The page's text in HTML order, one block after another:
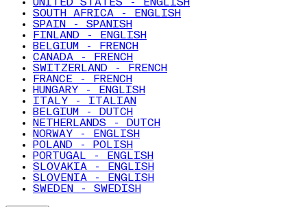
UNITED STATES - ENGLISH
SOUTH AFRICA - ENGLISH
SPAIN - SPANISH
FINLAND - ENGLISH
BELGIUM - FRENCH
CANADA - FRENCH
SWITZERLAND - FRENCH
FRANCE - FRENCH
HUNGARY - ENGLISH
ITALY - ITALIAN
BELGIUM - DUTCH
NETHERLANDS - DUTCH
NORWAY - ENGLISH
POLAND - POLISH
PORTUGAL - ENGLISH
SLOVAKIA - ENGLISH
SLOVENIA - ENGLISH
SWEDEN - SWEDISH